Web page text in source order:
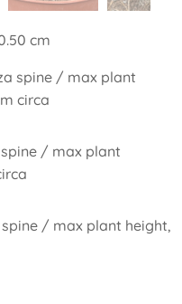
cm
spine / max plant
circa
/ max plant
/ max plant height,